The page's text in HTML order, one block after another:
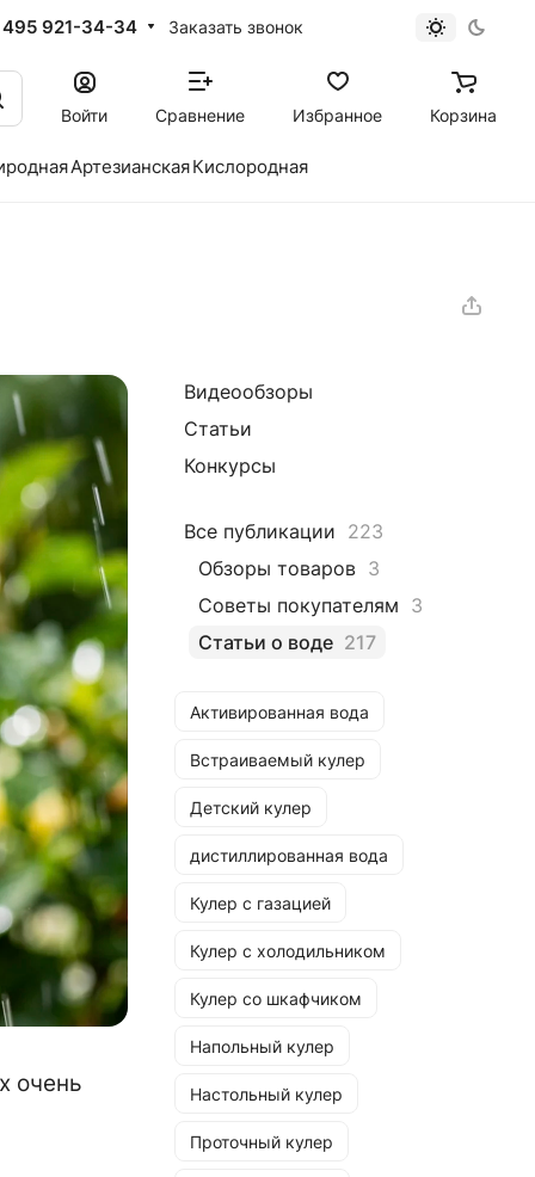
921-34-34 Заказать звонок
Войти Сравнение Избранное Корзина
АртезианскаяКислородная
очень
Видеообзоры
Статьи
Конкурсы
Все публикации 223
Обзоры товаров 3
Советы покупателям 3
Статьи о воде 217
Активированная вода
Встраиваемый кулер
Детский кулер
дистиллированная вода
Кулер с газацией
Кулер с холодильником
Кулер со шкафчиком
Напольный кулер
Настольный кулер
Проточный кулер